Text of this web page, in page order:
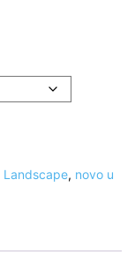
Landscape, novo u